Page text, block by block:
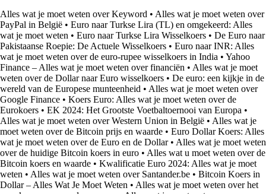
Alles wat je moet weten over Keyword • Alles wat je moet weten over
PayPal in België • Euro naar Turkse Lira (TL) en omgekeerd: Alles
wat je moet weten • Euro naar Turkse Lira Wisselkoers • De Euro naar
Pakistaanse Roepie: De Actuele Wisselkoers • Euro naar INR: Alles
wat je moet weten over de euro-rupee wisselkoers in India • Yahoo
Finance – Alles wat je moet weten over financiën • Alles wat je moet
weten over de Dollar naar Euro wisselkoers • De euro: een kijkje in de
wereld van de Europese munteenheid • Alles wat je moet weten over
Google Finance • Koers Euro: Alles wat je moet weten over de
Eurokoers • EK 2024: Het Grootste Voetbaltoernooi van Europa •
Alles wat je moet weten over Western Union in België • Alles wat je
moet weten over de Bitcoin prijs en waarde • Euro Dollar Koers: Alles
wat je moet weten over de Euro en de Dollar• Alles wat je moet weten
over de huidige Bitcoin koers in euro • Alles wat u moet weten over de
Bitcoin koers en waarde • Kwalificatie Euro 2024: Alles wat je moet
weten • Alles wat je moet weten over Santander.be • Bitcoin Koers in
Dollar – Alles Wat Je Moet Weten • Alles wat je moet weten over het